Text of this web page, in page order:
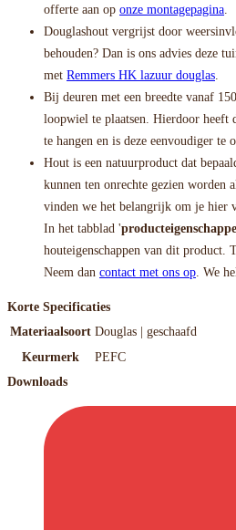
offerte aan op onze montagepagina.
Douglashout vergrijst door
behouden? Dan is ons advies deze
met Remmers HK lazuur douglas.
Bij deuren met een breedte vanaf
loopwiel te plaatsen. Hierdoor heeft
te hangen en is deze eenvoudiger te
Hout is een natuurproduct dat
kunnen ten onrechte gezien worden
vinden we het belangrijk om je hier
In het tabblad '
houteigenschappen van dit product.
Neem dan contact met ons op. We
Korte Specificaties
Materiaalsoort Douglas | geschaafd
Keurmerk
PEFC
Downloads